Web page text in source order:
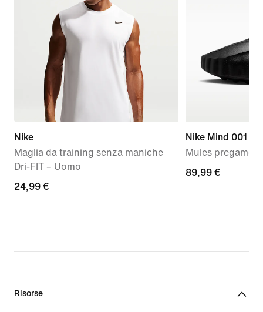
Nike
Maglia da training senza maniche
Dri-FIT – Uomo
24,99
24,99 €
Nike Mind 001
Mules pregame
89,99
89,99 €
Risorse